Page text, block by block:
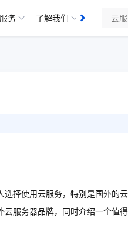
务 了解我们
择使用云服务，特别是国外的
服务器品牌，同时介绍一个值